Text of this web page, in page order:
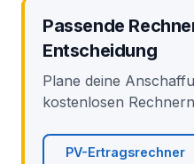
Passende
Entscheidung
Plane deine
kostenlosen
PV-Ertragsrechner